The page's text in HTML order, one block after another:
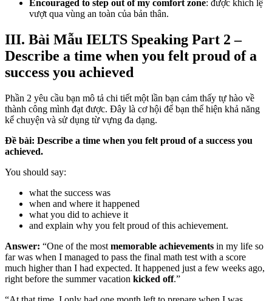
Encouraged to step out of my comfort zone: được khích lệ
vượt qua vùng an toàn của bản thân.
III. Bài Mẫu IELTS Speaking Part 2 –
Describe a time when you felt proud of a
success you achieved
Phần 2 yêu cầu bạn mô tả chi tiết một lần bạn cảm thấy tự hào về
thành công mình đạt được. Đây là cơ hội để bạn thể hiện khả năng
kể chuyện và sử dụng từ vựng đa dạng.
Đề bài: Describe a time when you felt proud of a success you
achieved.
You should say:
what the success was
when and where it happened
what you did to achieve it
and explain why you felt proud of this achievement.
Answer: “One of the most memorable achievements in my life so
far was when I managed to pass the final math test with a score
much higher than I had expected. It happened just a few weeks ago,
right before the summer vacation kicked off.”